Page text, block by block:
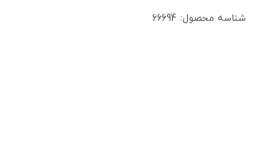
شناسه محصول: 66694